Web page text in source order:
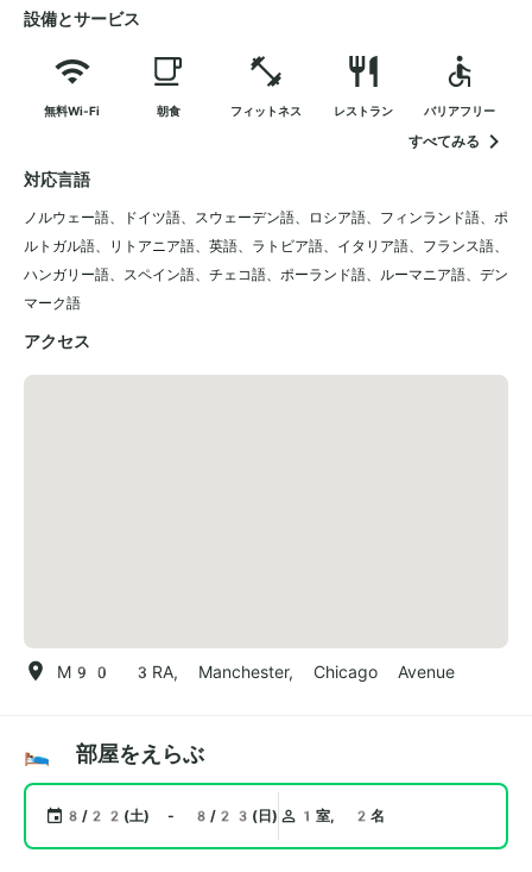
設備とサービス
無料Wi-Fi 朝食 フィットネス レストラン バリアフリー
すべてみる
対応言語
ノルウェー語、 ドイツ語、 スウェーデン語、 ロシア語、 フィンランド語、 ポ
ルトガル語、 リトアニア語、 英語、 ラトビア語、 イタリア語、 フランス語、
ハンガリー語、 スペイン語、 チェコ語、 ポーランド語、 ルーマニア語、 デン
マーク語
アクセス
M90 3RA, Manchester, Chicago Avenue
🛌 部屋をえらぶ
8/22(土) - 8/23(日) 1室, 2名